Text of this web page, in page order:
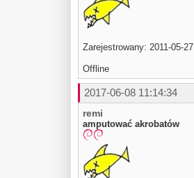
Zarejestrowany: 2011-05-27
Offline
2017-06-08 11:14:34
remi
amputować akrobatów